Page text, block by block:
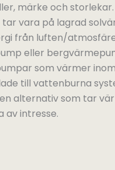
märke och storlekar.
vara på lagrad
från luften/
eller
som värmer
till vattenburna
alternativ som tar
av intresse.